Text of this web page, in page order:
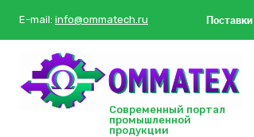
E-mail: info@ommatech.ru Поставки
Современный портал
промышленной
продукции